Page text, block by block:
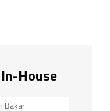
House
Bakar